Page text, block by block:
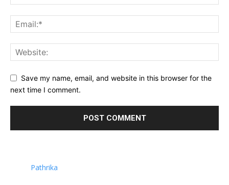
Save my name, email, and website in this browser for the
next time I comment.
Pathrika